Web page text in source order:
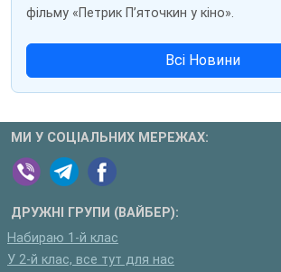
фільму «Петрик П’яточкин у кіно».
Всі Новини
МИ У СОЦІАЛЬНИХ МЕРЕЖАХ:
ДРУЖНІ ГРУПИ (ВАЙБЕР):
Набираю 1-й клас
У 2-й клас, все тут для нас